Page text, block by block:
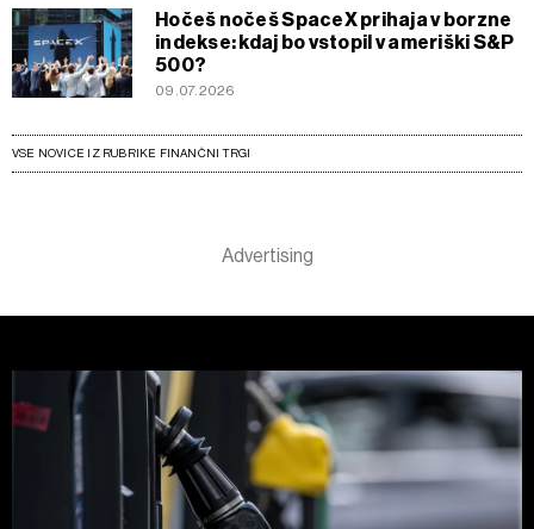
Hočeš nočeš SpaceX prihaja v borzne
indekse: kdaj bo vstopil v ameriški S&P
500?
09.07.2026
VSE NOVICE IZ RUBRIKE FINANČNI TRGI